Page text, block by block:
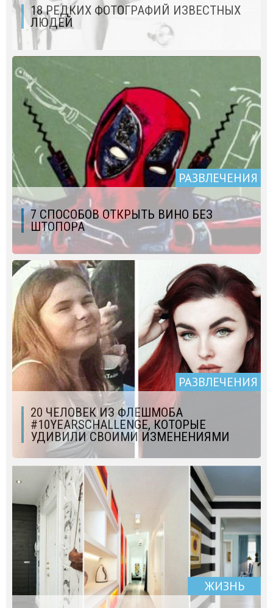
18 РЕДКИХ ФОТОГРАФИЙ ИЗВЕСТНЫХ
ЛЮДЕЙ
РАЗВЛЕЧЕНИЯ
7 СПОСОБОВ ОТКРЫТЬ ВИНО БЕЗ
ШТОПОРА
РАЗВЛЕЧЕНИЯ
20 ЧЕЛОВЕК ИЗ ФЛЕШМОБА
#10YEARSCHALLENGE, КОТОРЫЕ
УДИВИЛИ СВОИМИ ИЗМЕНЕНИЯМИ
ЖИЗНЬ